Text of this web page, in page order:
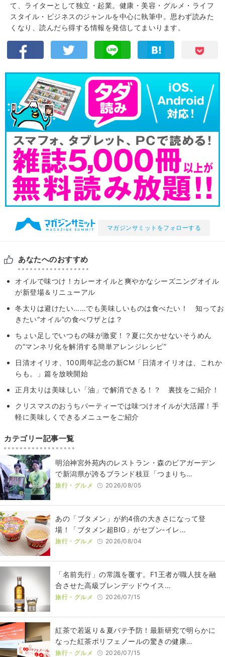
て、ライターとして独立・起業。健康・美容・グルメ・ライフ
スタイル・ビジネスのジャンルを中心に執筆中。思わず読みた
くなり、読んだら得する情報を発信してまいります。
マガジンサミットをフォローする
あなたへのおすすめ
オイルで味つけ！カレーオイルと爽やかなシーズニングオイル
が新登場＆リニューアル
冬太りは避けたい……でも美味しいものは食べたい！ 知ってお
きたい“オイル”の食べワザとは？
ちょい足しでいつもの味が激変！？夏に欠かせないそうめん
の”マンネリ化を解消する簡単アレンジレシピ”
日清オイリオ、100周年記念の新CM「日清オイリオは、これか
らも。」篇を放映開始
正月太りは美味しい「油」で解消できる！？ 裏技をご紹介！
クリスマスのおうちパーティーでは味つけオイルが大活躍！手
軽に美味しくできるメニューをご紹介
カテゴリー記事一覧
明治神宮外苑内のレストラン・森のビアガーデン
で新潟県が誇るブランド枝豆「つまりち…
旅行・グルメ 2026/08/05
あの「ブタメン」が約4倍の大きさになって登
場！「ブタメン超BIG」がセブン‐イレ…
旅行・グルメ 2026/08/04
​​「名前先行」の常識を覆す。F1王者が職人技を融
合させた高級ブレンデッドウイス…
旅行・グルメ 2026/07/15
紅茶で若返り＆夏バテ予防！最新研究で明らかに
なった紅茶ポリフェノールの驚きの健康…
旅行・グルメ 2026/07/15